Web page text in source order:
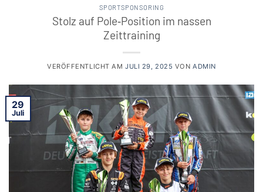
SPORTSPONSORING
Stolz auf Pole‑Position im nassen
Zeittraining
VERÖFFENTLICHT AMJULI 29, 2025 VONADMIN
29
Juli